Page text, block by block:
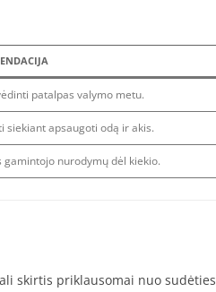
patalpas valymo metu.
siekiant apsaugoti odą ir akis.
gamintojo nurodymų dėl kiekio.
skirtis priklausomai nuo